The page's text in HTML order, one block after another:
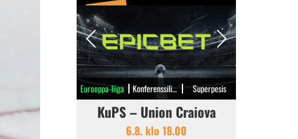
KuPS – Union Craiova
6.8. klo 18.00
Eurooppa-liiga Konferenssiliiga Superpesis